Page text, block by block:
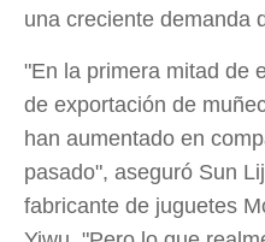
una creciente demanda
"En la primera mitad de
de exportación de
han aumentado en
pasado", aseguró Sun
fabricante de juguetes